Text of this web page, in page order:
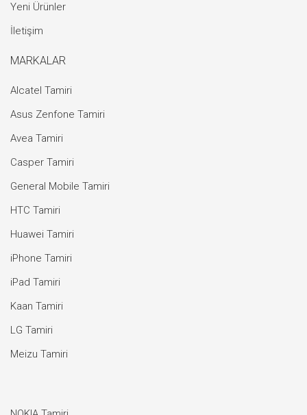
Yeni Ürünler
İletişim
MARKALAR
Alcatel Tamiri
Asus Zenfone Tamiri
Avea Tamiri
Casper Tamiri
General Mobile Tamiri
HTC Tamiri
Huawei Tamiri
iPhone Tamiri
iPad Tamiri
Kaan Tamiri
LG Tamiri
Meizu Tamiri